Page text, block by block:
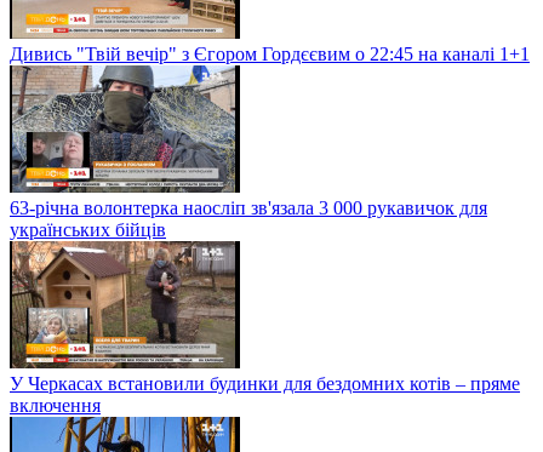
Дивись "Твій вечір" з Єгором Гордєєвим о 22:45 на каналі 1+1
63-річна волонтерка наосліп зв'язала 3 000 рукавичок для
українських бійців
У Черкасах встановили будинки для бездомних котів – пряме
включення